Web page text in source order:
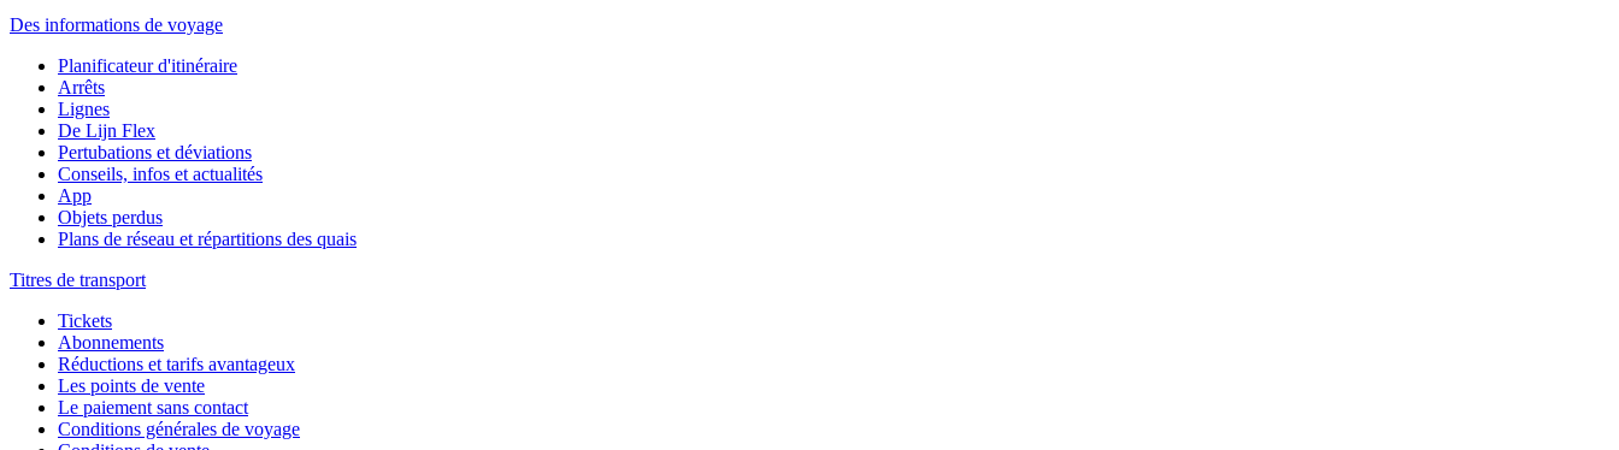
Des informations de voyage
Planificateur d'itinéraire
Arrêts
Lignes
De Lijn Flex
Pertubations et déviations
Conseils, infos et actualités
App
Objets perdus
Plans de réseau et répartitions des quais
Titres de transport
Tickets
Abonnements
Réductions et tarifs avantageux
Les points de vente
Le paiement sans contact
Conditions générales de voyage